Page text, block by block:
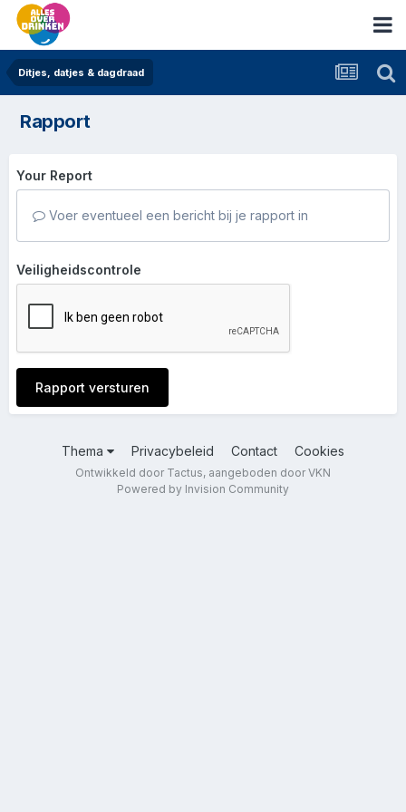
Ditjes, datjes & dagdraad
Rapport
Your Report
Voer eventueel een bericht bij je rapport in
Veiligheidscontrole
Rapport versturen
Thema Privacybeleid Contact Cookies
Ontwikkeld door Tactus, aangeboden door VKN
Powered by Invision Community